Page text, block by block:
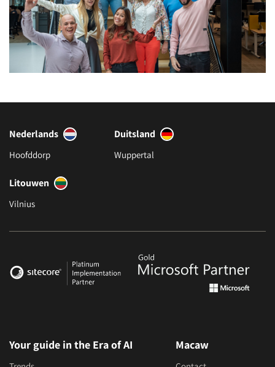
Nederlands
Hoofddorp
Duitsland
Wuppertal
Litouwen
Vilnius
Your guide in the Era of AI Macaw